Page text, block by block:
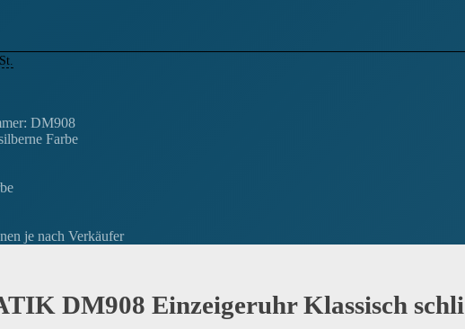
DM908
Farbe
je nach Verkäufer
DM908 Einzeigeruhr Klassisch